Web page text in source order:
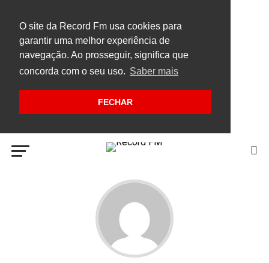
O site da Record Fm usa cookies para
garantir uma melhor experiência de
navegação. Ao prosseguir, significa que
concorda com o seu uso. Saber mais
FECHAR